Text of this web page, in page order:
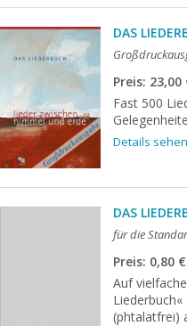
DAS
Preis: 23,00
Fast 500
Details sehen
DAS
für die
Preis: 0,80 €
Auf
(phtalatfrei)